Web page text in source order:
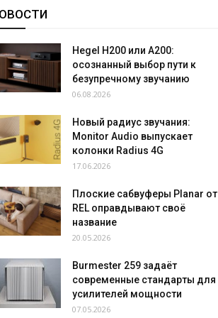
Hegel H200 или A200:
осознанный выбор пути к
безупречному звучанию
06.08.2026
Новый радиус звучания:
Monitor Audio выпускает
колонки Radius 4G
17.06.2026
Плоские сабвуферы Planar от
REL оправдывают своё
название
20.05.2026
Burmester 259 задаёт
современные стандарты для
усилителей мощности
07.05.2026